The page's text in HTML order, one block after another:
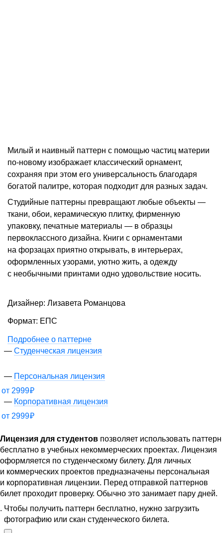
Милый и наивный паттерн с помощью частиц материи
по-новому изображает классический орнамент,
сохраняя при этом его универсальность благодаря
богатой палитре, которая подходит для разных задач.
Студийные паттерны превращают любые объекты —
ткани, обои, керамическую плитку, фирменную
упаковку, печатные материалы — в образцы
первоклассного дизайна. Книги с орнаментами
на форзацах приятно открывать, в интерьерах,
оформленных узорами, уютно жить, а одежду
с необычными принтами одно удовольствие носить.
Дизайнер: Лизавета Романцова
Формат: ЕПС
Подробнее о паттерне
Студенческая лицензия
Персональная лицензия
от 2999₽
Корпоративная лицензия
от 2999₽
Лицензия для студентов позволяет использовать паттерн
бесплатно в учебных некоммерческих проектах. Лицензия
оформляется по студенческому билету. Для личных
и коммерческих проектов предназначены персональная
и корпоративная лицензии. Перед отправкой паттернов
билет проходит проверку. Обычно это занимает пару дней.
Чтобы получить паттерн бесплатно, нужно загрузить
фотографию или скан студенческого билета.